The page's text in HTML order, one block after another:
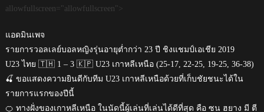
allowfullscreen="allowfullscreen">
แอดมินเพจ
รายการวอลเลย์บอลหญิงรุ่นอายุต่ำกว่า 23 ปี ชิงแชมป์เอเชีย 2019
U23 ไทย 🇹🇭 1 – 3 🇰🇵 U23 เกาหลีเหนือ (25-17, 22-25, 19-25, 36-38)
🍒 ขอแสดงความยินดีกับทีม U23 เกาหลีเหนือด้วยที่เก็บชัยชนะได้ใน
รายการแรกของปีนี้
🍊 ทางฝั่งของเกาหลีเหนือ ในนัดนี้ผู้เล่นที่เล่นได้ดีที่สุด คือ ซน ฮยาง มี ตี